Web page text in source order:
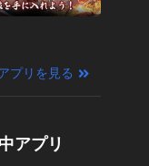
プリを見る
アプリ